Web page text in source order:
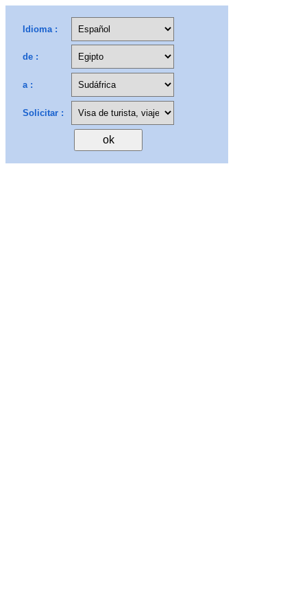
Idioma :
de :
a :
Solicitar :